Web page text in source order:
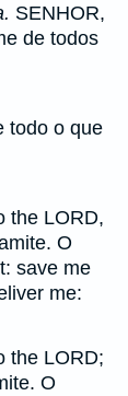
SENHOR,
de todos
todo o que
the LORD,
O
save me
me:
the LORD;
O